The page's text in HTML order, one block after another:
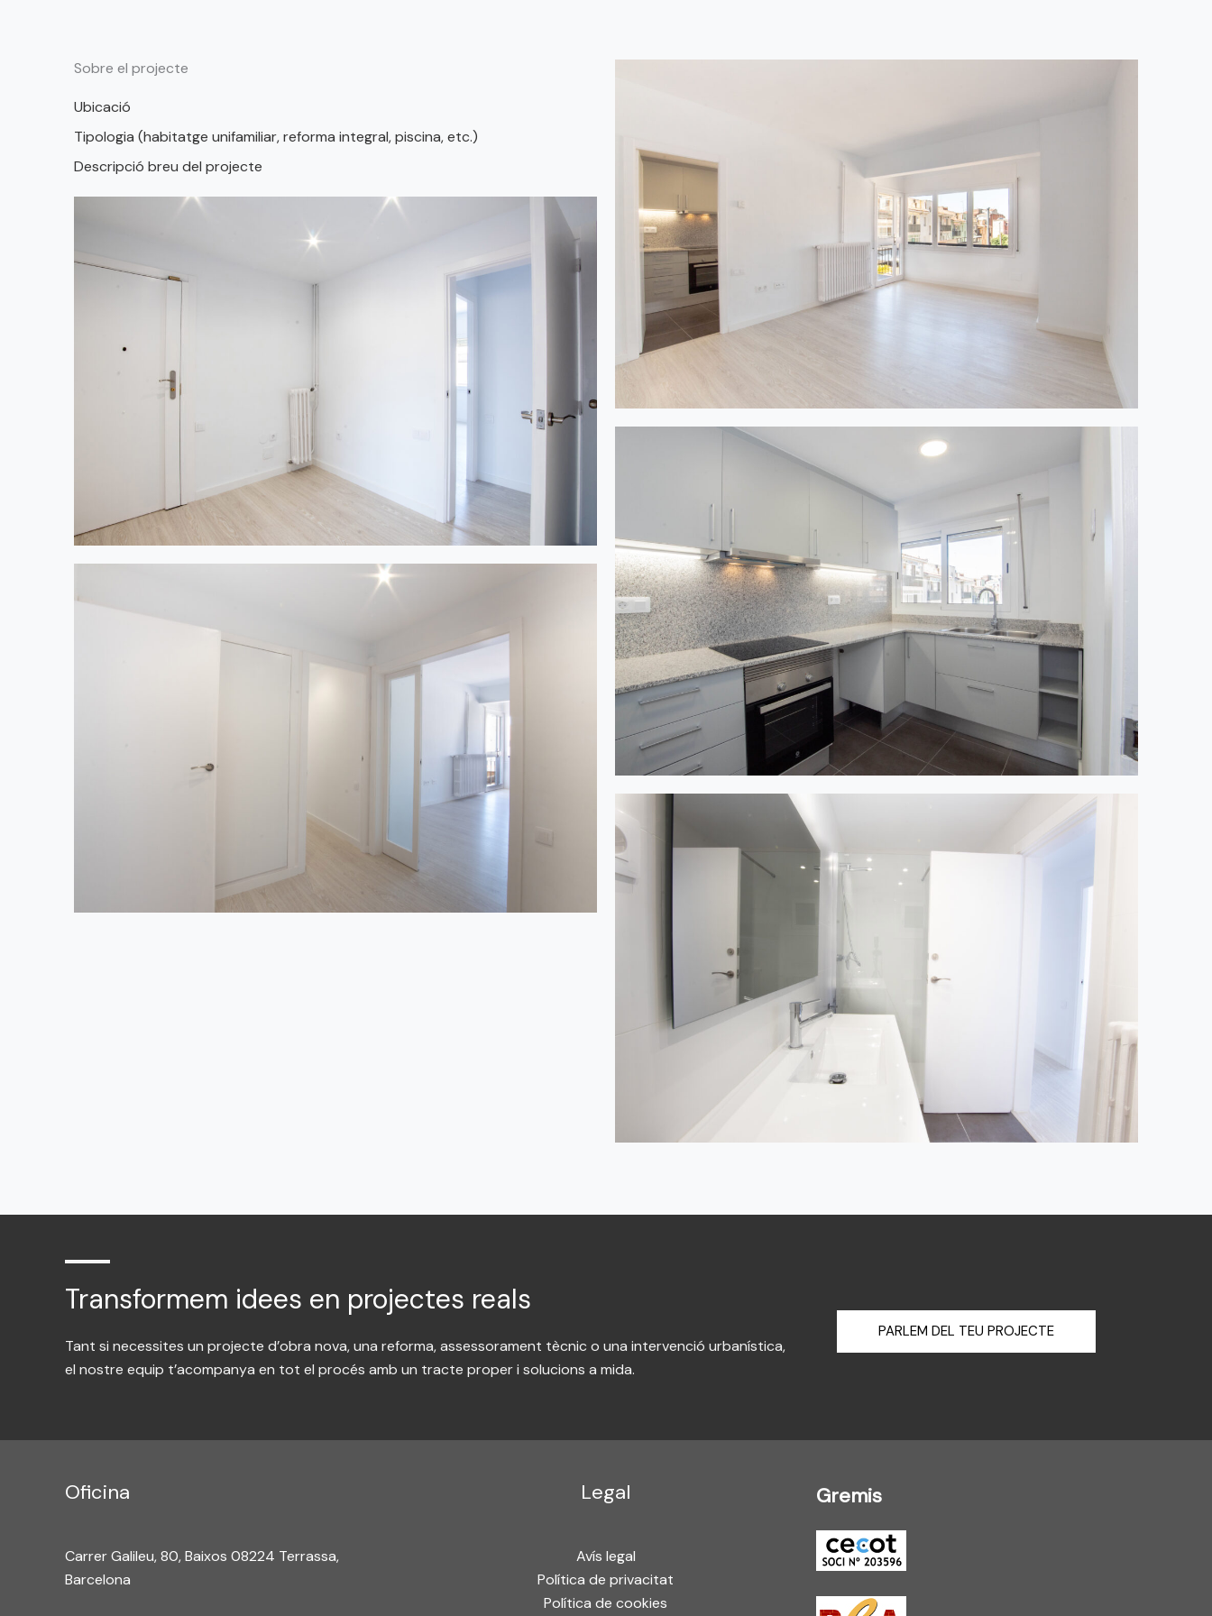
Sobre el projecte
Ubicació
Tipologia (habitatge unifamiliar, reforma integral, piscina, etc.)
Descripció breu del projecte
Transformem idees en projectes reals
Tant si necessites un projecte d’obra nova, una reforma, assessorament tècnic o una intervenció urbanística,
el nostre equip t’acompanya en tot el procés amb un tracte proper i solucions a mida.
PARLEM DEL TEU PROJECTE
Oficina
Carrer Galileu, 80, Baixos 08224 Terrassa,
Barcelona
Legal
Avís legal
Política de privacitat
Política de cookies
Gremis